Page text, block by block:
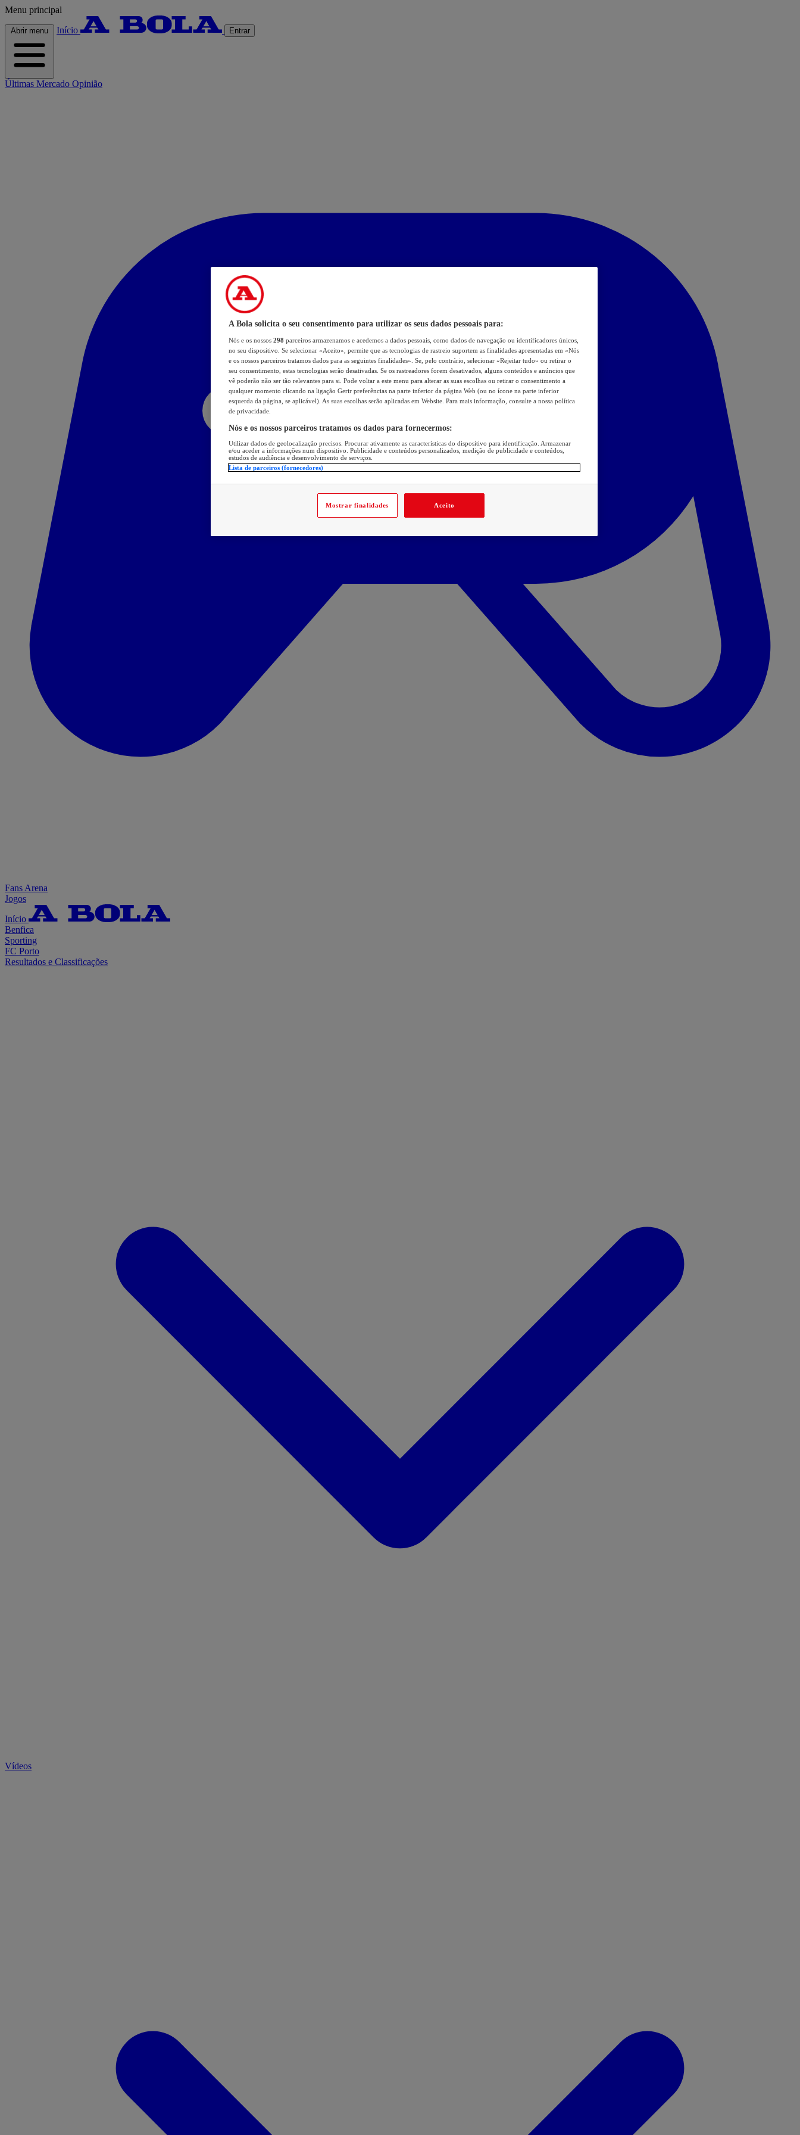
Menu principal
Abrir menu Início Entrar
Últimas Mercado Opinião
Fans Arena
Jogos
Início
Benfica
Sporting
FC Porto
Resultados e Classificações
Vídeos
A Bola solicita o seu consentimento para utilizar os seus dados pessoais para:
Nós e os nossos 298 parceiros armazenamos e acedemos a dados pessoais, como dados de navegação ou identificadores únicos,
no seu dispositivo. Se selecionar «Aceito», permite que as tecnologias de rastreio suportem as finalidades apresentadas em «Nós
e os nossos parceiros tratamos dados para as seguintes finalidades». Se, pelo contrário, selecionar «Rejeitar tudo» ou retirar o
seu consentimento, estas tecnologias serão desativadas. Se os rastreadores forem desativados, alguns conteúdos e anúncios que
vê poderão não ser tão relevantes para si. Pode voltar a este menu para alterar as suas escolhas ou retirar o consentimento a
qualquer momento clicando na ligação Gerir preferências na parte inferior da página Web (ou no ícone na parte inferior
esquerda da página, se aplicável). As suas escolhas serão aplicadas em Website. Para mais informação, consulte a nossa política
de privacidade.
Nós e os nossos parceiros tratamos os dados para fornecermos:
Utilizar dados de geolocalização precisos. Procurar ativamente as características do dispositivo para identificação. Armazenar
e/ou aceder a informações num dispositivo. Publicidade e conteúdos personalizados, medição de publicidade e conteúdos,
estudos de audiência e desenvolvimento de serviços.
Lista de parceiros (fornecedores)
Mostrar finalidades Aceito